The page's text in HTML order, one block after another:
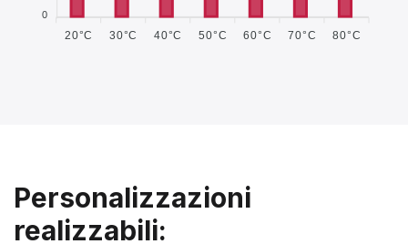
20°C 30°C 40°C 50°C 60°C 70°C 80°C
0
Personalizzazioni
realizzabili: